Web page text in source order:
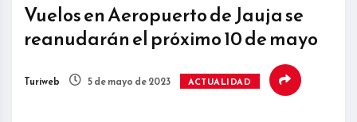
Vuelos en Aeropuerto de Jauja se
reanudarán el próximo 10 de mayo
Turiweb 5 de mayo de 2023 ACTUALIDAD